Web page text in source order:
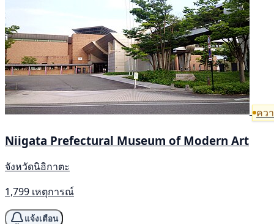
คว
Niigata Prefectural Museum of Modern Art
จังหวัดนิอิกาตะ
1,799 เหตุการณ์
แจ้งเตือน